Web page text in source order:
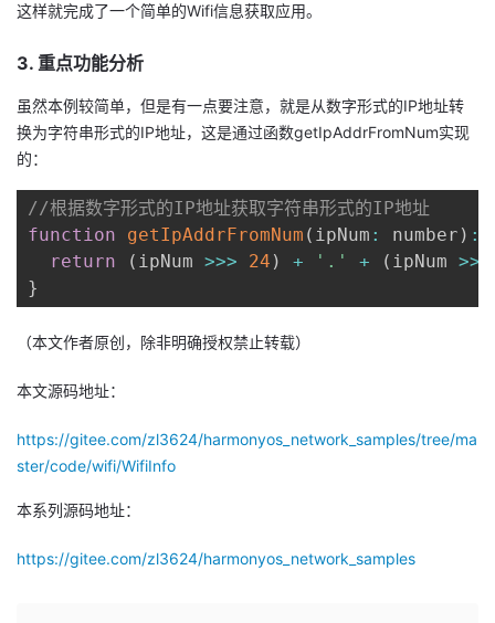
这样就完成了一个简单的Wifi信息获取应用。
3. 重点功能分析
虽然本例较简单，但是有一点要注意，就是从数字形式的IP地址转
换为字符串形式的IP地址，这是通过函数getIpAddrFromNum实现
的：
//根据数字形式的IP地址获取字符串形式的IP地址
function
getIpAddrFromNum ( ipNum : number ) :
return
( ipNum >>> 24 ) + '.' + ( ipNum >>
}
（本文作者原创，除非明确授权禁止转载）
本文源码地址：
https://gitee.com/zl3624/harmonyos_network_samples/tree/ma
ster/code/wifi/WifiInfo
本系列源码地址：
https://gitee.com/zl3624/harmonyos_network_samples